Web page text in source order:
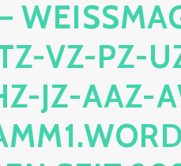
PZ-UZ-
AAZ-